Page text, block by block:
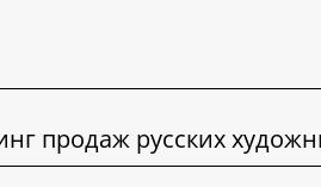
продаж русских